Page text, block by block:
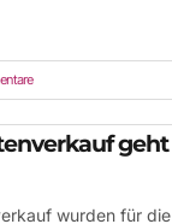
wurden für